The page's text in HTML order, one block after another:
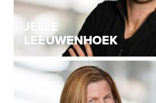
JELLE
LEEUWENHOEK